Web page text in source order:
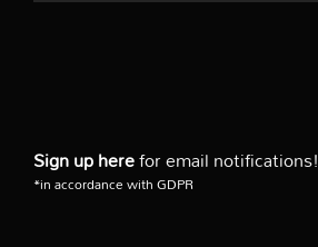
Sign up herefor email notifications!
*in accordance with GDPR